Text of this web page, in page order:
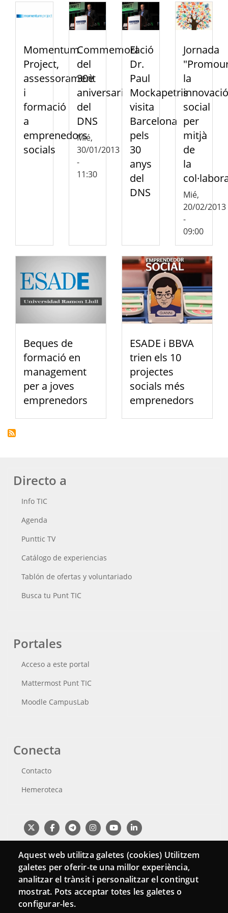
Momentum
Project,
assessorament
i
formació
a
emprenedors
socials
Commemoració
del
30è
aniversari
del
DNS
Mié,
30/01/2013
-
11:30
El
Dr.
Paul
Mockapetris
visita
Barcelona
pels
30
anys
del
DNS
Jornada
la
innovació
social
per
mitjà
de
la
Mié,
20/02/2013
-
09:00
Beques de
formació en
management
per a joves
emprenedors
ESADE i BBVA
trien els 10
projectes
socials més
emprenedors
Directo a
Info TIC
Agenda
Punttic TV
Catálogo de experiencias
Tablón de ofertas y voluntariado
Busca tu Punt TIC
Portales
Acceso a este portal
Mattermost Punt TIC
Moodle CampusLab
Conecta
Contacto
Hemeroteca
Aquest web utilitza galetes (cookies) Utilitzem
galetes per oferir-te una millor experiència,
analitzar el trànsit i personalitzar el contingut
mostrat. Pots acceptar totes les galetes o
configurar-les.